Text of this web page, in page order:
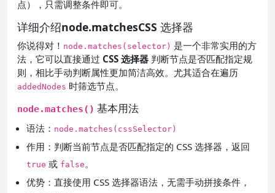
点），只需调整条件即可。
详细介绍node.matchesCSS 选择器
你说得对！ node.matches(selector) 是一个非常实用的方
法，它可以直接通过 CSS 选择器 判断节点是否匹配指定规
则，相比手动判断属性更加简洁高效。尤其适合在遍历
addedNodes 时筛选节点。
node.matches() 基本用法
语法： node.matches(cssSelector)
作用：判断当前节点是否匹配指定的 CSS 选择器，返回
true 或 false 。
优势：直接使用 CSS 选择器语法，无需手动拼接条件，